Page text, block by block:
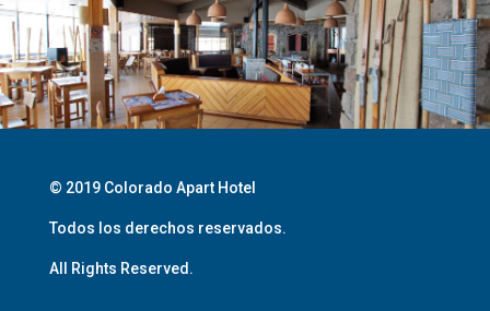
© 2019 Colorado Apart Hotel
Todos los derechos reservados.
All Rights Reserved.